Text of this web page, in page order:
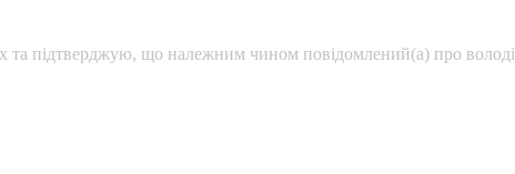
підтверджую, що належним чином повідомлений(а) про